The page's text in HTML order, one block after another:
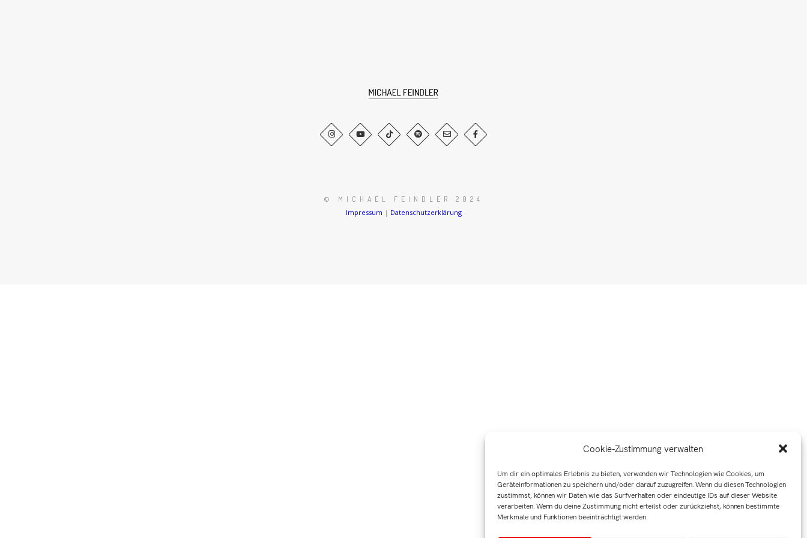
Cookie-Zustimmung verwalten
Um dir ein optimales Erlebnis zu bieten, verwenden wir Technologien wie Cookies, um
Geräteinformationen zu speichern und/oder darauf zuzugreifen. Wenn du diesen Technologien
zustimmst, können wir Daten wie das Surfverhalten oder eindeutige IDs auf dieser Website
verarbeiten. Wenn du deine Zustimmung nicht erteilst oder zurückziehst, können bestimmte
Merkmale und Funktionen beeinträchtigt werden.
© MICHAEL FEINDLER 2024
Impressum | Datenschutzerklärung